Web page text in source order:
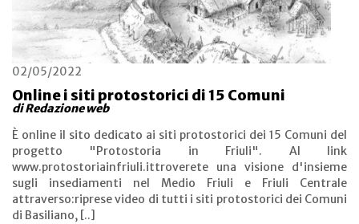
02/05/2022
Online i siti protostorici di 15 Comuni
di Redazione web
È online il sito dedicato ai siti protostorici dei 15 Comuni del
progetto "Protostoria in Friuli". Al link
www.protostoriainfriuli.ittroverete una visione d'insieme
sugli insediamenti nel Medio Friuli e Friuli Centrale
attraverso:riprese video di tutti i siti protostorici dei Comuni
di Basiliano, [..]